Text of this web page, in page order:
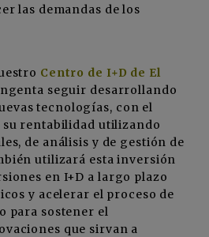
las demandas de los
Centro de I+D de El
seguir desarrollando
tecnologías, con el
rentabilidad utilizando
de análisis y de gestión de
utilizará esta inversión
en I+D a largo plazo
y acelerar el proceso de
para sostener el
que sirvan a